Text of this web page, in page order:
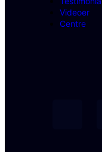
Videoer
Centre